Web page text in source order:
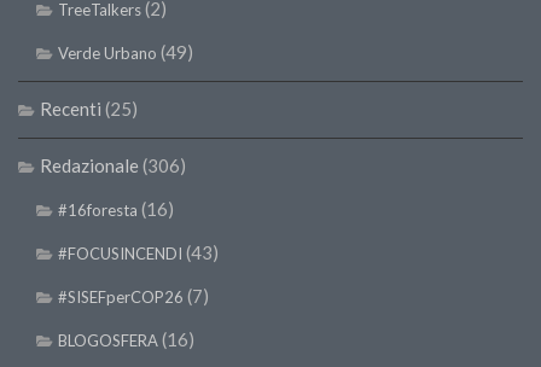
TreeTalkers(2)
Verde Urbano (49)
Recenti (25)
Redazionale (306)
#16foresta (16)
#FOCUSINCENDI (43)
#SISEFperCOP26 (7)
BLOGOSFERA(16)